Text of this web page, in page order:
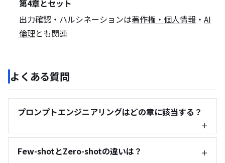
第4章とセット
出力確認・ハルシネーションは著作権・個人情報 ・AI
倫理とも関連
よくある質問
プロンプトエンジニアリングはどの章に該当する？
Few-shotとZero-shotの違いは？